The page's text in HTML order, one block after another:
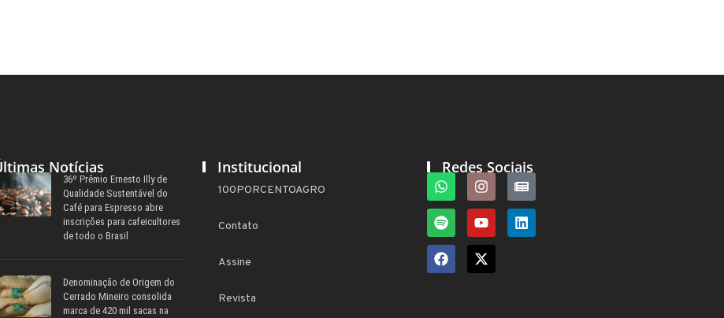
Notícias
36º Prêmio Ernesto Illy de
Qualidade Sustentável do
Café para Espresso abre
inscrições para cafeicultores
de todo o Brasil
Denominação de Origem do
Cerrado Mineiro consolida
marca de 420 mil sacas na
Institucional
100PORCENTOAGRO
Contato
Assine
Revista
Redes Sociais